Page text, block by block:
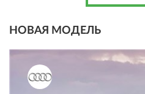
НОВАЯ МОДЕЛЬ